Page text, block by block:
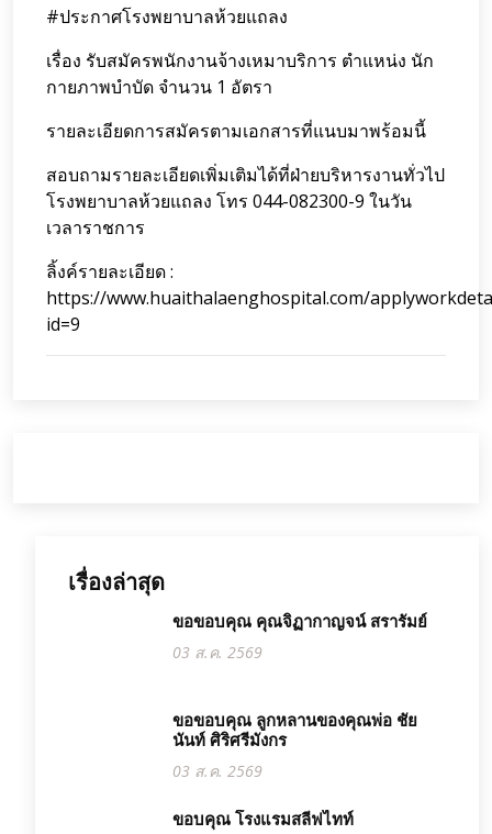
#ประกาศโรงพยาบาลห้วยแถลง
เรื่อง รับสมัครพนักงานจ้างเหมาบริการ ตำแหน่ง นัก
กายภาพบำบัด จำนวน 1 อัตรา
รายละเอียดการสมัครตามเอกสารที่แนบมาพร้อมนี้
สอบถามรายละเอียดเพิ่มเติมได้ที่ฝ่ายบริหารงานทั่วไป
โรงพยาบาลห้วยแถลง โทร 044-082300-9 ในวัน
เวลาราชการ
ลิ้งค์รายละเอียด :
https://www.huaithalaenghospital.com/
id=9
เรื่องล่าสุด
ขอขอบคุณ คุณจิฏากาญจน์ สรารัมย์
03 ส.ค. 2569
ขอขอบคุณ ลูกหลานของคุณพ่อ ชัย
นันท์ ศิริศรีมังกร
03 ส.ค. 2569
ขอบคุณ โรงแรมสลีฟไทท์